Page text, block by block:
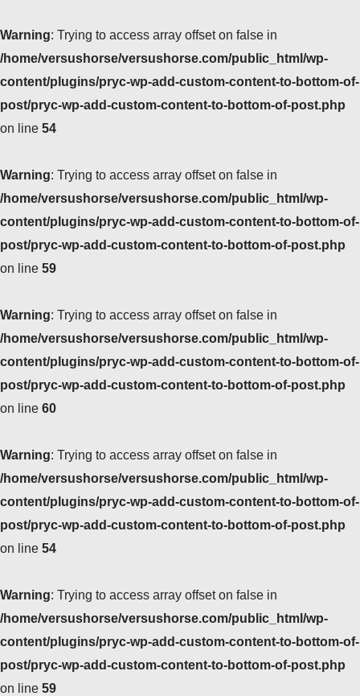
Warning: Trying to access array offset on false in
/home/versushorse/versushorse.com/public_html/wp-
content/plugins/pryc-wp-add-custom-content-to-bottom-of-
post/pryc-wp-add-custom-content-to-bottom-of-post.php
on line 54
Warning: Trying to access array offset on false in
/home/versushorse/versushorse.com/public_html/wp-
content/plugins/pryc-wp-add-custom-content-to-bottom-of-
post/pryc-wp-add-custom-content-to-bottom-of-post.php
on line 59
Warning: Trying to access array offset on false in
/home/versushorse/versushorse.com/public_html/wp-
content/plugins/pryc-wp-add-custom-content-to-bottom-of-
post/pryc-wp-add-custom-content-to-bottom-of-post.php
on line 60
Warning: Trying to access array offset on false in
/home/versushorse/versushorse.com/public_html/wp-
content/plugins/pryc-wp-add-custom-content-to-bottom-of-
post/pryc-wp-add-custom-content-to-bottom-of-post.php
on line 54
Warning: Trying to access array offset on false in
/home/versushorse/versushorse.com/public_html/wp-
content/plugins/pryc-wp-add-custom-content-to-bottom-of-
post/pryc-wp-add-custom-content-to-bottom-of-post.php
on line 59